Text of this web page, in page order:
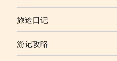
的
浪
漫
机
旅途日记
游记攻略